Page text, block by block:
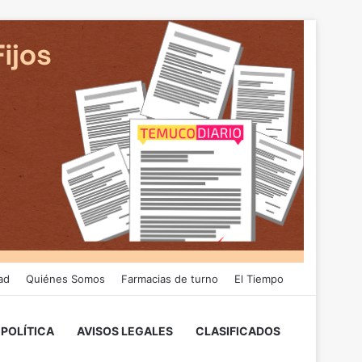
Quiénes Somos Farmacias de turno El Tiempo
POLÍTICA AVISOS LEGALES CLASIFICADOS